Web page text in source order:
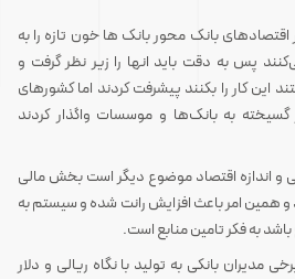
بانک محور بانک ها خون تازه را به
پس به دقت باید انها را زیر نظر گرفت و
این کار را بکنند پیشرفت کردند اما کشورهای
به بانک‌ها و موسسات واگذار کردند
و اندازه اقتصاد موضوع دیگر است بخش مالی
همین امر باعث افزایش رانت شده و سیستم به
به فکر تامین منابع است.
مدیران بانکی به تولید با نگاه ریالی و دلار